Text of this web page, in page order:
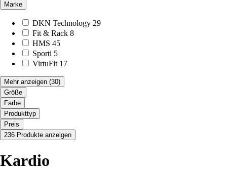
Marke
DKN Technology 29
Fit & Rack 8
HMS 45
Sporti 5
VirtuFit 17
Mehr anzeigen (30)
Größe
Farbe
Produkttyp
Preis
236 Produkte anzeigen
Kardio